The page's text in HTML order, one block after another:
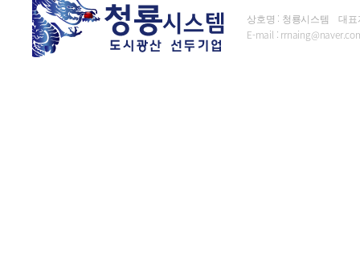
상호명 : 청룡시스템 대표
E-mail :